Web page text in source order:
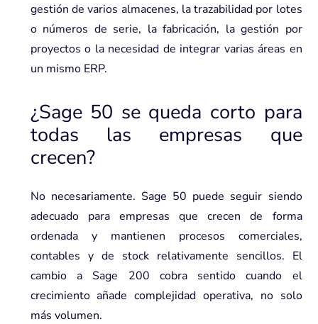
gestión de varios almacenes, la trazabilidad por lotes
o números de serie, la fabricación, la gestión por
proyectos o la necesidad de integrar varias áreas en
un mismo ERP.
¿Sage 50 se queda corto para
todas las empresas que
crecen?
No necesariamente. Sage 50 puede seguir siendo
adecuado para empresas que crecen de forma
ordenada y mantienen procesos comerciales,
contables y de stock relativamente sencillos. El
cambio a Sage 200 cobra sentido cuando el
crecimiento añade complejidad operativa, no solo
más volumen.